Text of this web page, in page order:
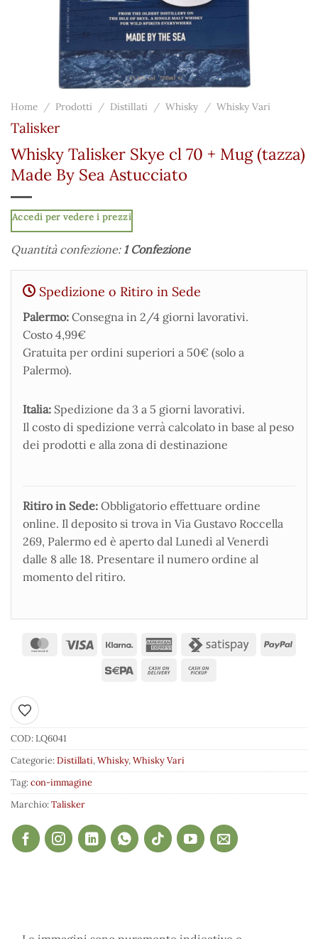
Home / Prodotti / Distillati / Whisky / Whisky Vari
Talisker
Whisky Talisker Skye cl 70 + Mug (tazza)
Made By Sea Astucciato
Accedi per vedere i prezzi
Quantità confezione: 1 Confezione
Spedizione o Ritiro in Sede
Palermo: Consegna in 2/4 giorni lavorativi.
Costo 4,99€
Gratuita per ordini superiori a 50€ (solo a
Palermo).
Italia: Spedizione da 3 a 5 giorni lavorativi.
Il costo di spedizione verrà calcolato in base al peso
dei prodotti e alla zona di destinazione
Ritiro in Sede: Obbligatorio effettuare ordine
online. Il deposito si trova in Via Gustavo Roccella
269, Palermo ed è aperto dal Lunedì al Venerdì
dalle 8 alle 18. Presentare il numero ordine al
momento del ritiro.
Aggiungi ai preferiti
COD:LQ6041
Categorie:Distillati,Whisky,Whisky Vari
Tag:con-immagine
Marchio:Talisker